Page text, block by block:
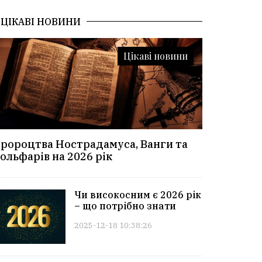
ЦІКАВІ НОВИНИ
Цікаві новини
Нострадамуса, Ванги та
на 2026 рік
Чи високосним є 2026 рік
– що потрібно знати
2025-12-18 10:38:26